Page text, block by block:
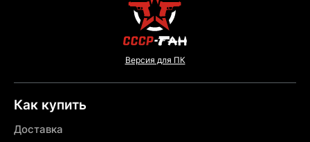
Версия для ПК
Как купить
Доставка